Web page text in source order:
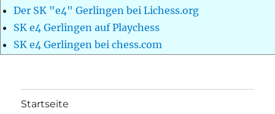
Der SK "e4" Gerlingen bei Lichess.org
SK e4 Gerlingen auf Playchess
SK e4 Gerlingen bei chess.com
Startseite